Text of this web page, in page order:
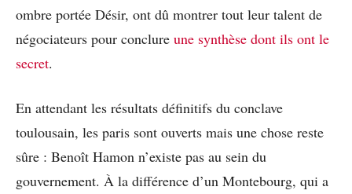
ombre portée Désir, ont dû montrer tout leur talent de
négociateurs pour conclure une synthèse dont ils ont le
secret.
En attendant les résultats définitifs du conclave
toulousain, les paris sont ouverts mais une chose reste
sûre : Benoît Hamon n’existe pas au sein du
gouvernement. À la différence d’un Montebourg, qui a